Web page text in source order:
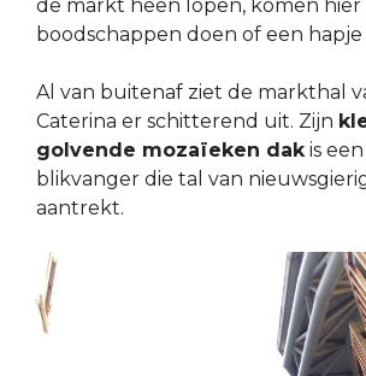
de markt heen lopen, komen hier
boodschappen doen of een hapje
Al van buitenaf ziet de markthal
Caterina er schitterend uit. Zijn
golvende mozaïeken dak is
blikvanger die tal van
aantrekt.